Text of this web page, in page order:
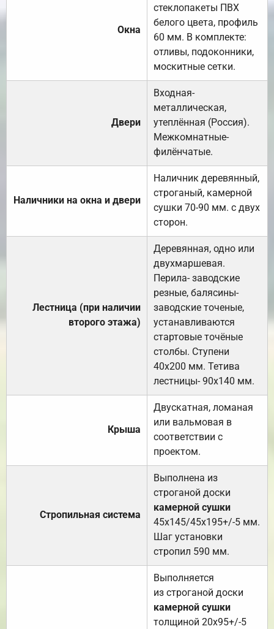
Окна
стеклопакеты ПВХ
белого цвета, профиль
60 мм. В комплекте:
отливы, подоконники,
москитные сетки.
Двери
Входная-
металлическая,
утеплённая (Россия).
Межкомнатные-
филёнчатые.
Наличники на окна и двери
Наличник деревянный,
строганый, камерной
сушки 70-90 мм. с двух
сторон.
Лестница (при наличии
второго этажа)
Деревянная, одно или
двухмаршевая.
Перила- заводские
резные, балясины-
заводские точеные,
устанавливаются
стартовые точёные
столбы. Ступени
40х200 мм. Тетива
лестницы- 90х140 мм.
Крыша
Двускатная, ломаная
или вальмовая в
соответствии с
проектом.
Стропильная система
Выполнена из
строганой доски
камерной сушки
45х145/45х195+/-5 мм.
Шаг установки
стропил 590 мм.
Выполняется
из строганой доски
камерной сушки
толщиной 20х95+/-5